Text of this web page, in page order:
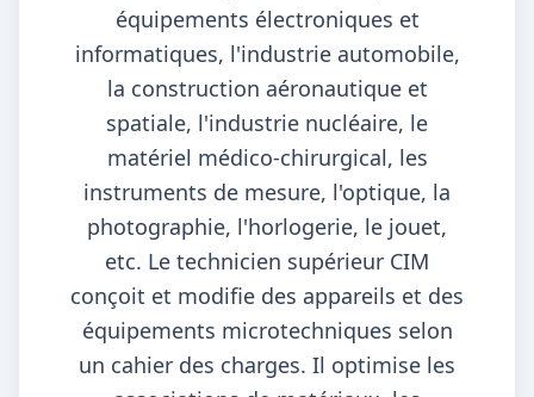
équipements électroniques et
informatiques, l'industrie automobile,
la construction aéronautique et
spatiale, l'industrie nucléaire, le
matériel médico-chirurgical, les
instruments de mesure, l'optique, la
photographie, l'horlogerie, le jouet,
etc. Le technicien supérieur CIM
conçoit et modifie des appareils et des
équipements microtechniques selon
un cahier des charges. Il optimise les